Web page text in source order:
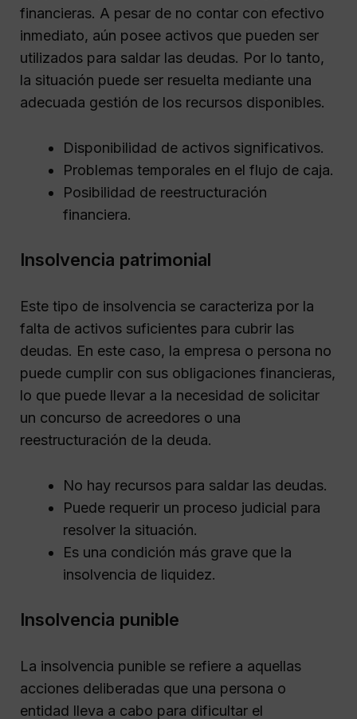
financieras. A pesar de no contar con efectivo
inmediato, aún posee activos que pueden ser
utilizados para saldar las deudas. Por lo tanto,
la situación puede ser resuelta mediante una
adecuada gestión de los recursos disponibles.
Disponibilidad de activos significativos.
Problemas temporales en el flujo de caja.
Posibilidad de reestructuración
financiera.
Insolvencia patrimonial
Este tipo de insolvencia se caracteriza por la
falta de activos suficientes para cubrir las
deudas. En este caso, la empresa o persona no
puede cumplir con sus obligaciones financieras,
lo que puede llevar a la necesidad de solicitar
un concurso de acreedores o una
reestructuración de la deuda.
No hay recursos para saldar las deudas.
Puede requerir un proceso judicial para
resolver la situación.
Es una condición más grave que la
insolvencia de liquidez.
Insolvencia punible
La insolvencia punible se refiere a aquellas
acciones deliberadas que una persona o
entidad lleva a cabo para dificultar el